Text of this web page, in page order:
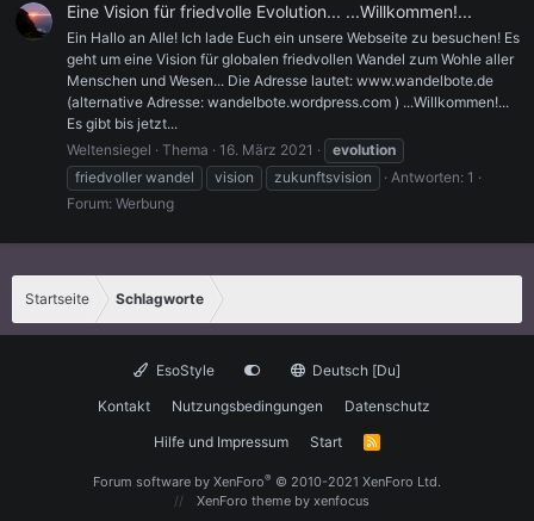
Eine Vision für friedvolle Evolution... ...Willkommen!...
Ein Hallo an Alle! Ich lade Euch ein unsere Webseite zu besuchen! Es
geht um eine Vision für globalen friedvollen Wandel zum Wohle aller
Menschen und Wesen... Die Adresse lautet: www.wandelbote.de
(alternative Adresse: wandelbote.wordpress.com ) ...Willkommen!...
Es gibt bis jetzt...
Weltensiegel
Thema 16. März 2021
evolution
friedvoller wandel
vision zukunftsvision
Antworten: 1
Forum: Werbung
Startseite Schlagworte
EsoStyle
Deutsch [Du]
Kontakt
Nutzungsbedingungen
Datenschutz
Hilfe und Impressum
Start
R
Forum software by XenForo® © 2010-2021 XenForo Ltd.
XenForo theme by xenfocus